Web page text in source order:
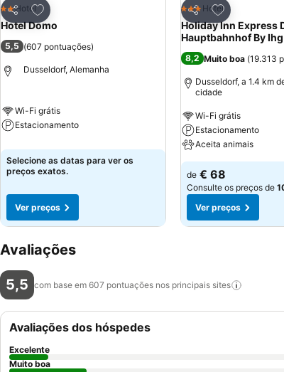
Partilhar
Adicionar aos favoritos
2 Estrelas
Hotel
Hotel Domo
5,5 (607 pontuações)
Dusseldorf, Alemanha
Wi-Fi grátis
Estacionamento
Selecione as datas para ver os
preços exatos.
Ver preços
Partilhar
Adicionar
3 Estrelas
Hotel
Holiday Inn Express
Hauptbahnhof By Ihg
8,2 Muito boa (19.313
Dusseldorf, a 1.4 km
cidade
Wi-Fi grátis
Estacionamento
Aceita animais
de € 68
Consulte os preços de
Ver preços
Avaliações
5,5 com base em 607 pontuações nos principais sites
Avaliações dos hóspedes
Excelente
Muito boa